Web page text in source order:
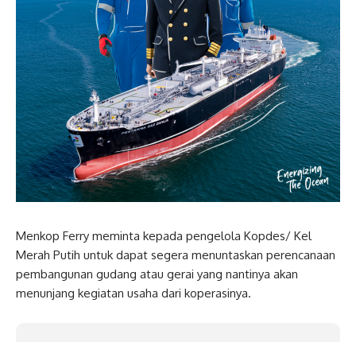
Menkop Ferry meminta kepada pengelola Kopdes/ Kel
Merah Putih untuk dapat segera menuntaskan perencanaan
pembangunan gudang atau gerai yang nantinya akan
menunjang kegiatan usaha dari koperasinya.